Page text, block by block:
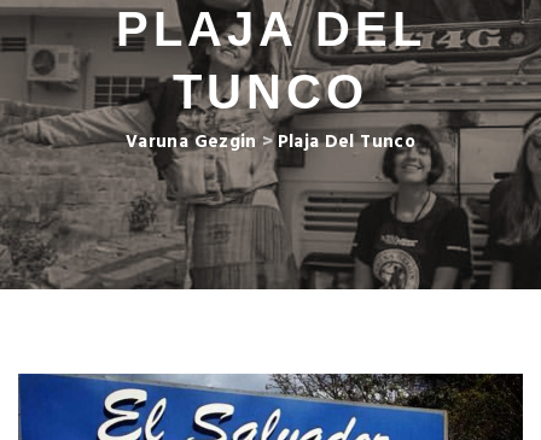
PLAJA DEL
TUNCO
Varuna Gezgin >Plaja Del Tunco